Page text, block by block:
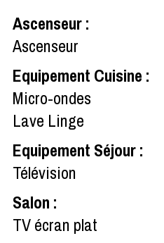
Ascenseur:
Ascenseur
Equipement Cuisine :
Micro-ondes
Lave Linge
Equipement Séjour:
Télévision
Salon :
TV écran plat